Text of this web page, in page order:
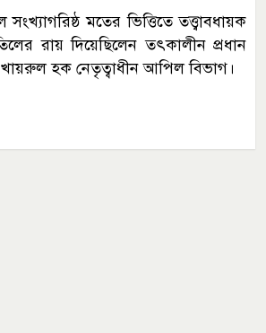
মতের ভিত্তিতে তত্ত্বাবধায়ক
রায় দিয়েছিলেন তৎকালীন প্রধান
হক নেতৃত্বাধীন আপিল বিভাগ।